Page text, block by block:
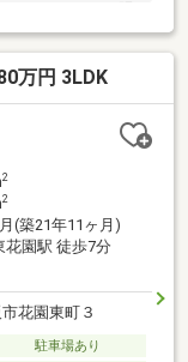
の収益物件にも最
商ストア若江岩田
まで約５３５
ンイレブン東大阪
便利です。◆玉川
６０ｍ、しらゆき
０ｍです。
万円 3LDK
2
2
(築21年11ヶ月)
花園駅 徒歩7分
花園東町３
駐車場あり